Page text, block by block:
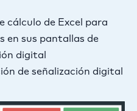
cálculo de Excel para
en sus pantallas de
digital
de señalización digital